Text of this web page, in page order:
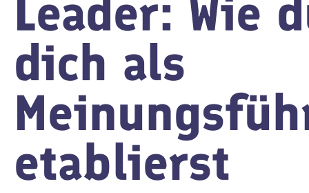
Leader: Wie
dich als
etablierst